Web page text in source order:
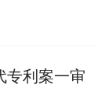
专利案一审